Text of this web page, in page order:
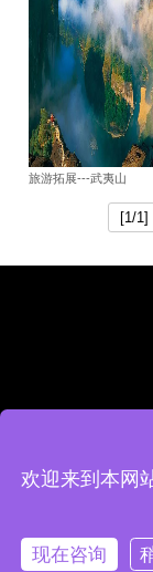
旅游拓展---武夷山
[1/1]
春江
欢迎来到本网
现在咨询